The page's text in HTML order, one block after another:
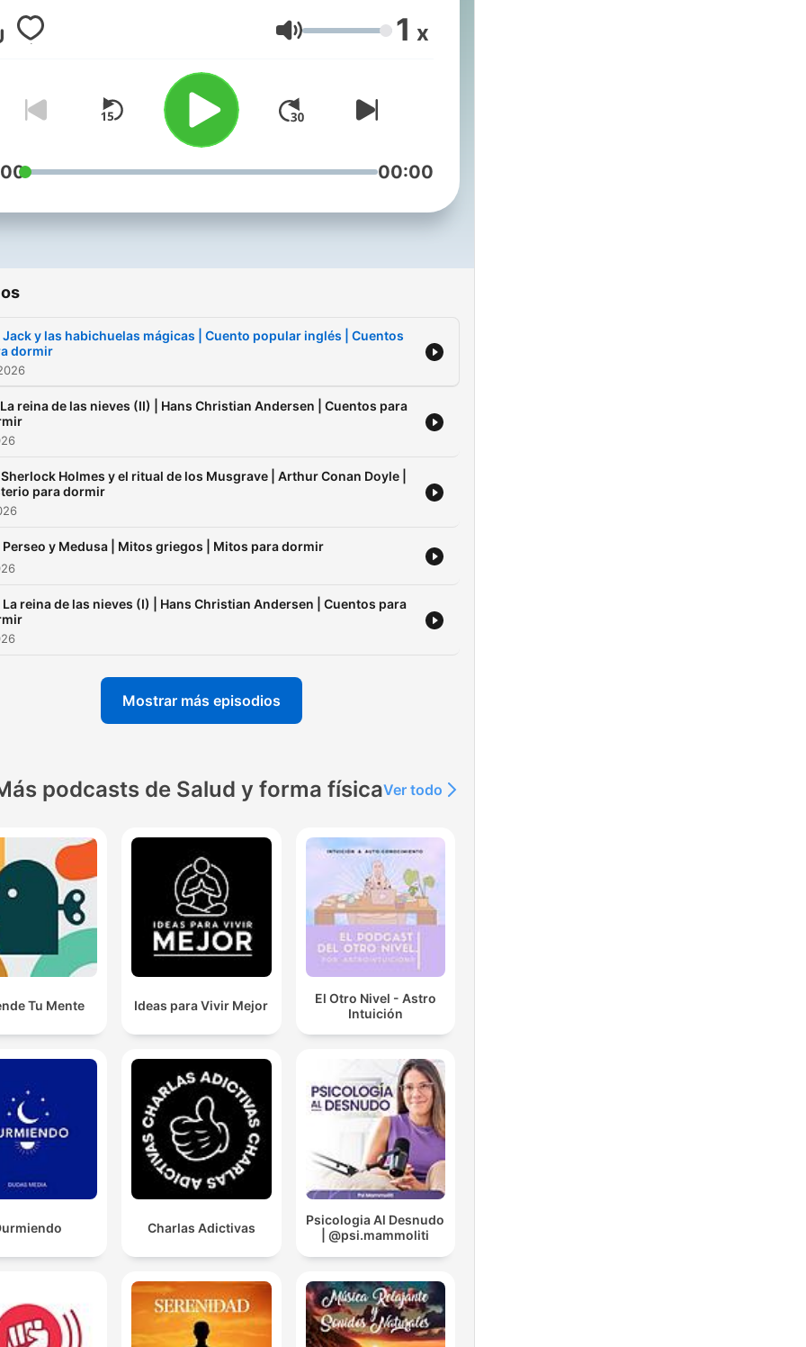
indico al comienzo del episodio
para que puedas decidir con
Volumen 1 x
00:00
Jack y las habichuelas mágicas | Cuento popular inglés | Cuentos
dormir
La reina de las nieves (II) | Hans Christian Andersen | Cuentos para
Holmes y el ritual de los Musgrave | Arthur Conan Doyle |
para dormir
Perseo y Medusa | Mitos griegos | Mitos para dormir
La reina de las nieves (I) | Hans Christian Andersen | Cuentos para
Mostrar más episodios
podcasts de Salud y forma físicaVer todo
Tu Mente Ideas para Vivir Mejor
El Otro Nivel - Astro
Intuición
Charlas Adictivas
Psicologia Al Desnudo
| @psi.mammoliti